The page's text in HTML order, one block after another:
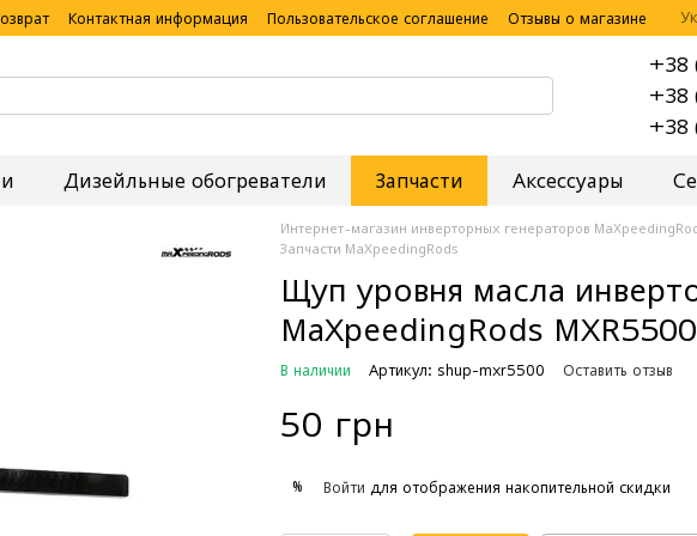
Контактная информация Пользовательское соглашение
Отзывы о магазине
+38
+38
+38
Дизейльные обогреватели Запчасти Аксессуары
Интернет-магазин инверторных генераторов
Запчасти MaXpeedingRods
Щуп уровня масла
MaXpeedingRods MXR5500
В наличии Артикул: shup-mxr5500 Оставить отзыв
50 грн
% Войти для отображения накопительной скидки